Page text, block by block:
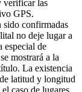
verificar las
GPS.
sido confirmadas
no deje lugar a
especial de
mostrará a la
La existencia
latitud y longitud
caso de lugares